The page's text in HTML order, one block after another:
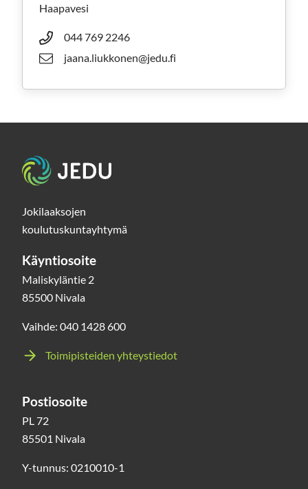
Haapavesi
044 769 2246
jaana.liukkonen@jedu.fi
Etusivu
Jokilaaksojen
koulutuskuntayhtymä
Käyntiosoite
Maliskyläntie 2
85500 Nivala
Vaihde: 040 1428 600
Toimipisteiden yhteystiedot
Postiosoite
PL 72
85501 Nivala
Y-tunnus: 0210010-1